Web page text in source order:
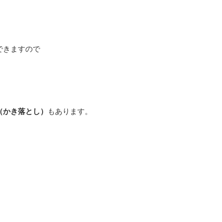
きますので
かき落とし） もあります。